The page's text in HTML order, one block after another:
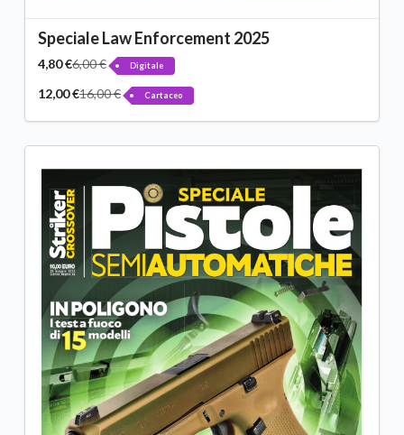
Speciale Law Enforcement 2025
4,80 €6,00 € Digitale
12,00 €16,00 € Cartaceo